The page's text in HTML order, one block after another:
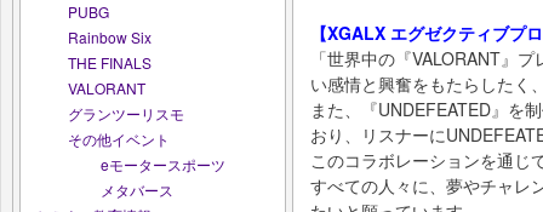
PUBG
Rainbow Six
THE FINALS
VALORANT
グランツーリスモ
その他イベント
eモータースポーツ
メタバース
【XGALX エグゼクティブプ
「世界中の『VALORANT』
い感情と興奮をもたらしたく
また、『UNDEFEATED』を
おり、リスナーに
このコラボレーションを通じ
すべての人々に、夢やチャレ